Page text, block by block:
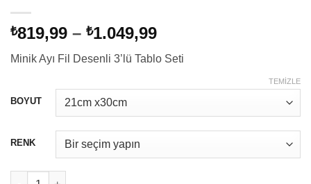
₺819,99 – ₺1.049,99Fiyat
₺819,99
Minik Ayı Fil Desenli 3’lü Tablo Seti
BOYUT
RENK
TEMIZLE
Çocuk Odası İçin Filli Yıldız, Bulut, Ay 3'lü Tablo Seti (Renk